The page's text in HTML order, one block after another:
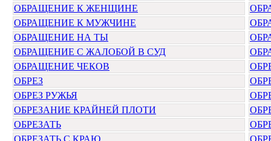
ОБРАЩЕНИЕ К ЖЕНЩИНЕ
ОБРАЩЕНИЕ К МУЖЧИНЕ
ОБРАЩЕНИЕ НА ТЫ
ОБРАЩЕНИЕ С ЖАЛОБОЙ В СУД
ОБРАЩЕНИЕ ЧЕКОВ
ОБРЕЗ
ОБРЕЗ РУЖЬЯ
ОБРЕЗАНИЕ КРАЙНЕЙ ПЛОТИ
ОБРЕЗАТЬ